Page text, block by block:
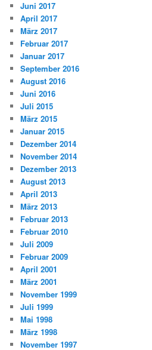
Juni 2017
April 2017
März 2017
Februar 2017
Januar 2017
September 2016
August 2016
Juni 2016
Juli 2015
März 2015
Januar 2015
Dezember 2014
November 2014
Dezember 2013
August 2013
April 2013
März 2013
Februar 2013
Februar 2010
Juli 2009
Februar 2009
April 2001
März 2001
November 1999
Juli 1999
Mai 1998
März 1998
November 1997